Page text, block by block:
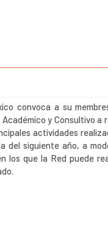
convoca a su
y Consultivo
actividades
del siguiente año, a
los que la Red puede